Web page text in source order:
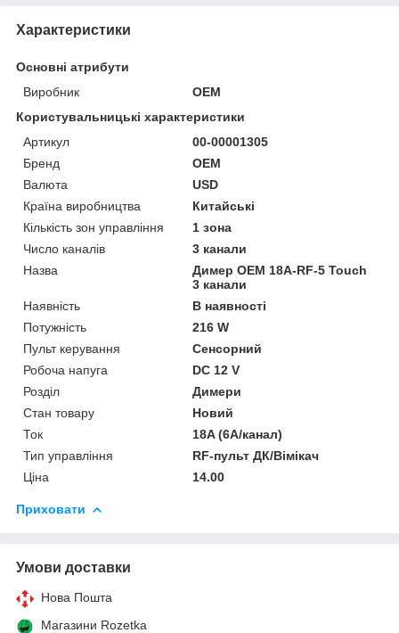
Характеристики
Основні атрибути
Виробник
OEM
Користувальницькі характеристики
Артикул
00-00001305
Бренд
OEM
Валюта
USD
Країна виробництва
Китайські
Кількість зон управління
1 зона
Число каналів
3 канали
Назва
Димер OEM 18A-RF-5 Touch
3 канали
Наявність
В наявності
Потужність
216 W
Пульт керування
Сенсорний
Робоча напуга
DC 12 V
Розділ
Димери
Стан товару
Новий
Ток
18A (6A/канал)
Тип управління
RF-пульт ДК/Вімікач
Ціна
14.00
Приховати
Умови доставки
Нова Пошта
Магазини Rozetka